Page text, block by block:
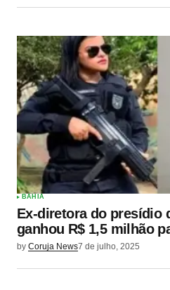
BAHIA
Ex-diretora do presídio
ganhou R$ 1,5 milhão
by Coruja News7 de julho, 2025